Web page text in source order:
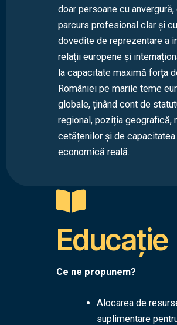
doar persoane cu
parcurs profesional clar și
dovedite de reprezentare a
relații europene și
la capacitate maximă forța
României pe marile teme
globale, ținând cont de
regional, poziția geografică,
cetățenilor și de capacitatea
economică reală.
Educație
Ce ne propunem?
Alocarea de
suplimentare